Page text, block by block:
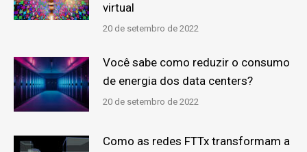
virtual
20 de setembro de 2022
Você sabe como reduzir o consumo
de energia dos data centers?
20 de setembro de 2022
Como as redes FTTx transformam a